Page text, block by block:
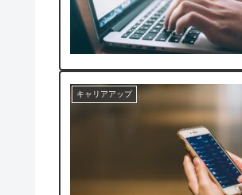
キャリアアップ